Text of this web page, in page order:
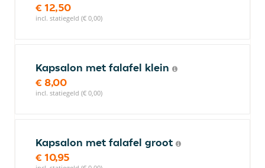
€ 12,50
incl. statiegeld (€ 0,00)
Kapsalon met falafel klein
€ 8,00
incl. statiegeld (€ 0,00)
Kapsalon met falafel groot
€ 10,95